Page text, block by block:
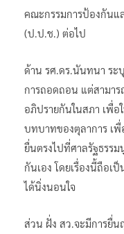
คณะกรรมการป้องกันแ
(ป.ป.ช.) ต่อไป
ด้าน รศ.ดร.นันทนา ระ
การถอดถอน แต่สามาร
อภิปรายกันในสภา เพื่อ
บทบาทของตุลาการ เพื่
ยื่นตรงไปที่ศาลรัฐธรร
กันเอง โดยเรื่องนี้ถือเ
ได้นิ่งนอนใจ
ส่วน ฝั่ง สว.จะมีการยื่